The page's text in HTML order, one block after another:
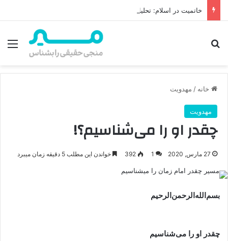
خاتمیت در اسلام: تحلیل کامل معنای خاتمیت، چالش‌ها و پاسخ‌ها
خانه / مهدویت
مهدویت
چقدر او را می‌شناسیم؟!
27 مارس, 2020 1
392 خواندن این مطلب 5 دقیقه زمان میبرد
بسم‌الله‌الرحمن‌الرحیم
چقدر او را می‌شناسیم